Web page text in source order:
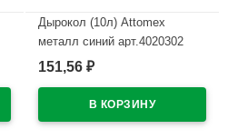
Дырокол (10л) Attomex
металл синий арт.4020302
В наличии
151,56 ₽